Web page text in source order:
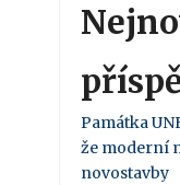
Památka
že moderní
novostavby